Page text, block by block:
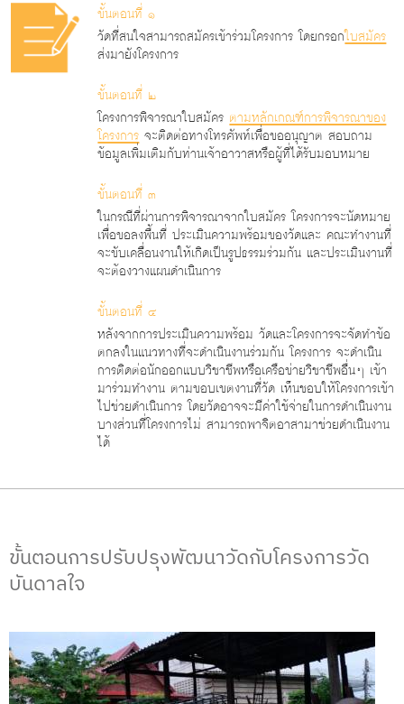
ขั้นตอนที่ ๑
วัดที่สนใจสามารถสมัครเข้าร่วมโครงการ โดยกรอกใบสมัคร
ส่งมายังโครงการ
ขั้นตอนที่ ๒
โครงการพิจารณาใบสมัครตามหลักเกณฑ์การพิจารณาของ
โครงการจะติดต่อทางโทรศัพท์เพื่อขออนุญาต สอบถาม
ข้อมูลเพิ่มเติมกับท่านเจ้าอาวาสหรือผู้ที่ได้รับมอบหมาย
ขั้นตอนที่ ๓
ในกรณีที่ผ่านการพิจารณาจากใบสมัคร โครงการจะนัดหมาย
เพื่อขอลงพื้นที่ ประเมินความพร้อมของวัดและ คณะทํางานที่
จะขับเคลื่อนงานให้เกิดเป็นรูปธรรมร่วมกัน และประเมินงานที่
จะต้องวางแผนดําเนินการ
ขั้นตอนที่ ๔
หลังจากการประเมินความพร้อม วัดและโครงการจะจัดทําข้อ
ตกลงในแนวทางที่จะดําเนินงานร่วมกัน โครงการ จะดําเนิน
การติดต่อนักออกแบบวิชาชีพหรือเครือข่ายวิชาชีพอื่นๆ เข้า
มาร่วมทํางาน ตามขอบเขตงานที่วัด เห็นชอบให้โครงการเข้า
ไปช่วยดําเนินการ โดยวัดอาจจะมีค่าใช้จ่ายในการดําเนินงาน
บางส่วนที่โครงการไม่ สามารถพาจิตอาสามาช่วยดําเนินงาน
ได้
ขั้นตอนการปรับปรุงพัฒนาวัดกับโครงการวัด
บันดาลใจ